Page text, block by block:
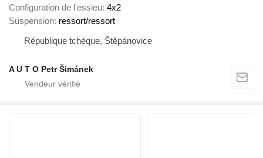
Configuration de l'essieu 4x2
Suspension ressort/ressort
République tchèque, Štěpánovice
A U T O Petr Šimánek